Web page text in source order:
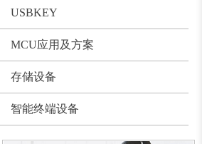
USBKEY
MCU应用及方案
存储设备
智能终端设备